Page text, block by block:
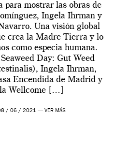
para mostrar las obras de
Ingela Ihrman y
Una visión global
crea la Madre Tierra y lo
como especia humana.
Day: Gut Weed
Ingela Ihrman,
Encendida de Madrid y
la Wellcome […]
/ 06 / 2021 —VER MÁS